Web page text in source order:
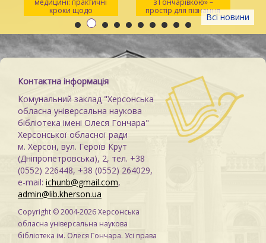
Всі новини
медицині: практичні
кроки щодо
розпізнавання
з Гончарівкою» –
простір для пізнання
та натхнення
Контактна інформація
Комунальний заклад "Херсонська
обласна універсальна наукова
бібліотека імені Олеся Гончара"
Херсонської обласної ради
м. Херсон, вул. Героїв Крут
(Дніпропетровська), 2, тел. +38
(0552) 226448, +38 (0552) 264029,
e-mail: ichunb@gmail.com,
admin@lib.kherson.ua
Copyright © 2004-2026 Херсонська
обласна універсальна наукова
бібліотека ім. Олеся Гончара. Усі права